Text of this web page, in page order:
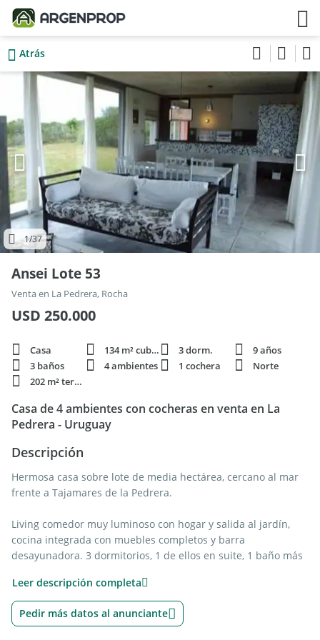
Atrás
1/37
Ansei Lote 53
Venta en La Pedrera, Rocha
USD 250.000
Casa 134 m² cubie. 3 dorm.
9 años
3 baños
4 ambientes 1 cochera
Norte
202 m² terren.
Casa de 4 ambientes con cocheras en venta en La
Pedrera - Uruguay
Descripción
Hermosa casa sobre lote de media hectárea, cercano al mar
frente a Tajamares de la Pedrera.
Living comedor muy luminoso con hogar y salida al jardín,
cocina integrada con muebles completos y barra
desayunadora. 3 dormitorios, 1 de ellos en suite, 1 baño más
El complejo tiene SUM, cancha de tenis, laguna para deportes
acuáticos sin motor, parador de playa.
Leer descripción completa
Pedir más datos al anunciante